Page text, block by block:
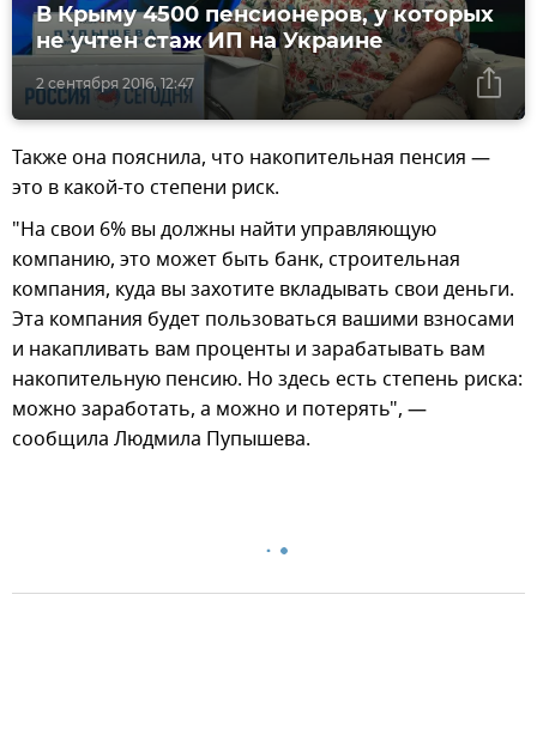
2 сентября 2016, 12:47
В Крыму 4500 пенсионеров, у которых
не учтен стаж ИП на Украине
Также она пояснила, что накопительная пенсия —
это в какой-то степени риск.
"На свои 6% вы должны найти управляющую
компанию, это может быть банк, строительная
компания, куда вы захотите вкладывать свои деньги.
Эта компания будет пользоваться вашими взносами
и накапливать вам проценты и зарабатывать вам
накопительную пенсию. Но здесь есть степень риска:
можно заработать, а можно и потерять", —
сообщила Людмила Пупышева.